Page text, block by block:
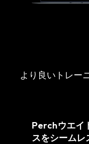
より良いトレー
Perchウエイ
スをシームレ